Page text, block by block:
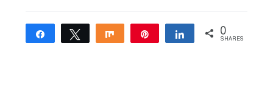
Share Tweet Share Share 0
SHARES